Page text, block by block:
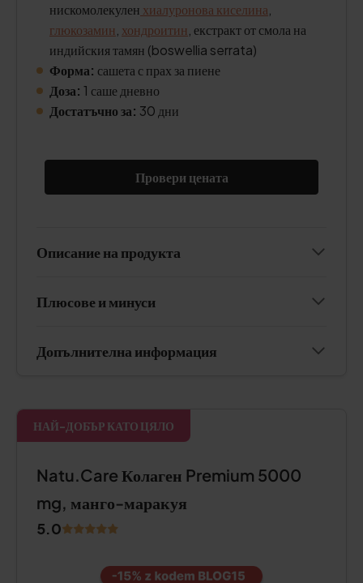
нискомолекулен хиалуронова киселина
глюкозамин хондроитин , екстракт от смола на
индийския тамян (boswellia serrata)
Форма: сашета с прах за пиене
Доза: 1 саше дневно
Достатъчно за: 30 дни
Провери цената
Описание на продукта
Плюсове и минуси
Допълнителна информация
НАЙ-ДОБЪР КАТО ЦЯЛО
Natu.Care Колаген Premium 5000
mg, манго-маракуя
5.0